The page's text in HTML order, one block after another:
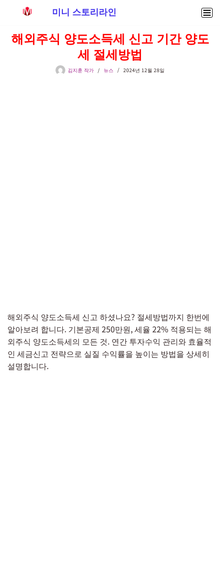
텐
미니 스토리라인
해외주식 양도소득세 신고 기간 양도
세 절세방법
김지훈 작가 뉴스 2024년 12월 28일
해외주식 양도소득세 신고 하셨나요? 절세방법까지 한번에
알아보려 합니다. 기본공제 250만원, 세율 22% 적용되는 해
외주식 양도소득세의 모든 것. 연간 투자수익 관리와 효율적
인 세금신고 전략으로 실질 수익률을 높이는 방법을 상세히
설명합니다.